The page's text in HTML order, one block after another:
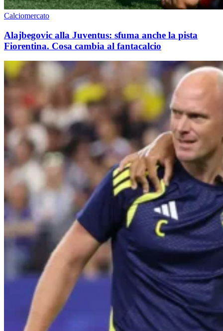
Calciomercato
Alajbegovic alla Juventus: sfuma anche la pista
Fiorentina. Cosa cambia al fantacalcio